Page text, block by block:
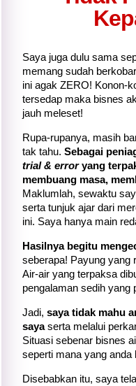
Saya juga dulu sama
memang sudah
ini agak ZERO! Konon-
tersedap maka bisnes
jauh meleset!
Rupa-rupanya, masih
tak tahu. Sebagai
trial & erroryang
membuang masa,
Maklumlah, sewaktu
serta tunjuk ajar dari
ini. Saya hanya main
Hasilnya begitu
seberapa! Payung yang
Air-air yang terpaksa
pengalaman sedih yang
Jadi, saya tidak mahu
sayaserta melalui
Situasi sebenar bisnes
seperti mana yang anda
Disebabkan itu, saya